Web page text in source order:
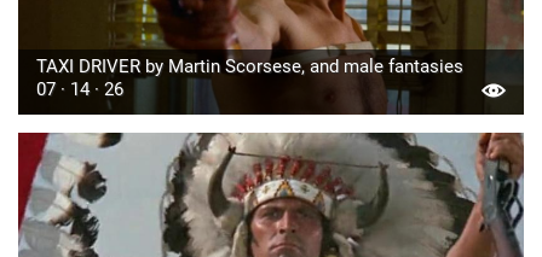
TAXI DRIVER by Martin Scorsese, and male fantasies
07 · 14 · 26